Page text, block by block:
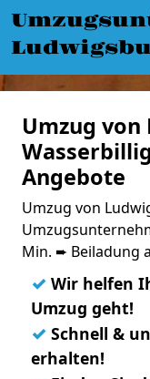
Umzug
Angebote
Umzug von
Min. ➨ Beiladung
✓ Wir helfen
Umzug geht!
✓ Schnell &
erhalten!